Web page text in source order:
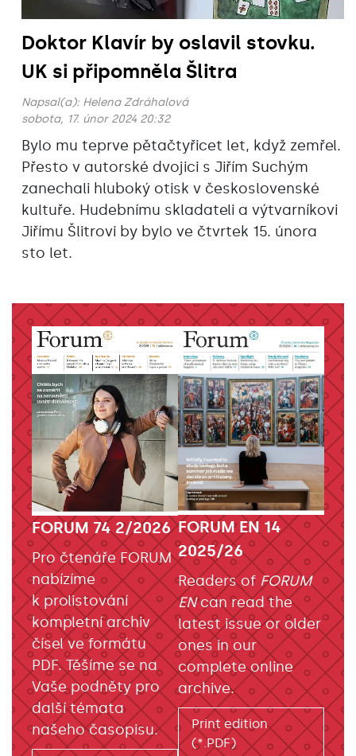
Doktor Klavír by oslavil stovku.
UK si připomněla Šlitra
Napsal(a): Helena Zdráhalová
sobota, 17. únor 2024 20:32
Bylo mu teprve pětačtyřicet let, když zemřel.
Přesto v autorské dvojici s Jiřím Suchým
zanechali hluboký otisk v československé
kultuře. Hudebnímu skladateli a výtvarníkovi
Jiřímu Šlitrovi by bylo ve čtvrtek 15. února
sto let.
FORUM 74 2/2026
Pro čtenáře FORUM
nabízíme
k prolistování
kompletní archiv
čísel ve formátu
PDF. Těšíme se na
Vaše podněty pro
další témata
našeho časopisu.
FORUM EN 14
2025/26
Readers of FORUM
ENcan read the
latest issue or older
ones in our
complete online
archive.
Print edition
(*.PDF)